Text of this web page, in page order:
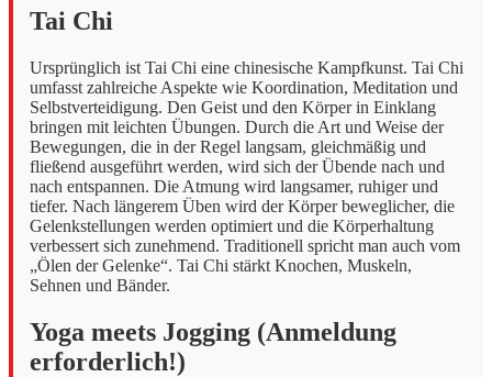
Tai Chi
Ursprünglich ist Tai Chi eine chinesische Kampfkunst. Tai Chi
umfasst zahlreiche Aspekte wie Koordination, Meditation und
Selbstverteidigung. Den Geist und den Körper in Einklang
bringen mit leichten Übungen. Durch die Art und Weise der
Bewegungen, die in der Regel langsam, gleichmäßig und
fließend ausgeführt werden, wird sich der Übende nach und
nach entspannen. Die Atmung wird langsamer, ruhiger und
tiefer. Nach längerem Üben wird der Körper beweglicher, die
Gelenkstellungen werden optimiert und die Körperhaltung
verbessert sich zunehmend. Traditionell spricht man auch vom
„Ölen der Gelenke“. Tai Chi stärkt Knochen, Muskeln,
Sehnen und Bänder.
Yoga meets Jogging (Anmeldung
erforderlich!)